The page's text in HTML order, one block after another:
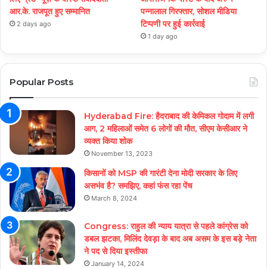
आर.के. राजपूत हुए सम्मानित
2 days ago
पन्नालाल गिरफ्तार, सोशल मीडिया
टिप्पणी पर हुई कार्रवाई
1 day ago
Popular Posts
Hyderabad Fire: हैदराबाद की केमिकल गोदाम में लगी
आग, 2 महिलाओं समेत 6 लोगों की मौत, सीएम केसीआर ने
व्यक्त किया शोक
November 13, 2023
किसानों को MSP की गारंटी देना मोदी सरकार के लिए
असभंव है? समझिए, कहां फंस रहा पेंच
March 8, 2024
Congress: राहुल की न्याय यात्रा से पहले कांग्रेस को
डबल झटका, मिलिंद देवड़ा के बाद अब असम के इस बड़े नेता
ने पद से दिया इस्तीफा
January 14, 2024